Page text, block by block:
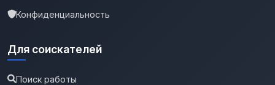
Конфиденциальность
Для соискателей
Поиск работы